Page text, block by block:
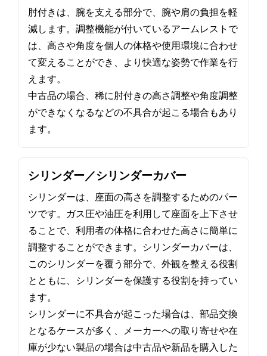
肘付きは、腕を支える部分で、腕や肩の負担を軽
減します。調整機能が付いているアームレストで
は、高さや角度を個人の体格や使用環境に合わせ
て変えることができ、より快適な姿勢で作業を行
えます。
中古品の場合、稀に肘付きの高さ調整や角度調整
ができなくなるなどの不具合が起こる場合もあり
ます。
シリンダー／シリンダーカバー
シリンダーは、座面の高さを調整するためのパー
ツです。ガス圧や油圧を利用して座面を上下させ
ることで、利用者の体格に合わせた高さに簡単に
調整することができます。シリンダーカバーは、
このシリンダーを覆う部分で、外観を整える役割
とともに、シリンダーを保護する役割を持ってい
ます。
シリンダーに不具合が起こった場合は、部品交換
となるケースが多く、メーカーへの取り寄せや在
庫が少ない製品の場合は中古品や新品を購入した